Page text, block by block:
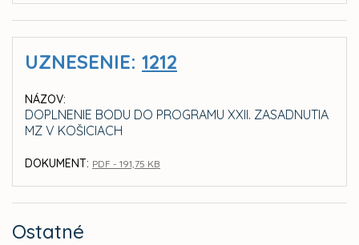
UZNESENIE: 1212
NÁZOV:
DOPLNENIE BODU DO PROGRAMU XXII. ZASADNUTIA
MZ V KOŠICIACH
DOKUMENT: PDF - 191,75 KB
Ostatné